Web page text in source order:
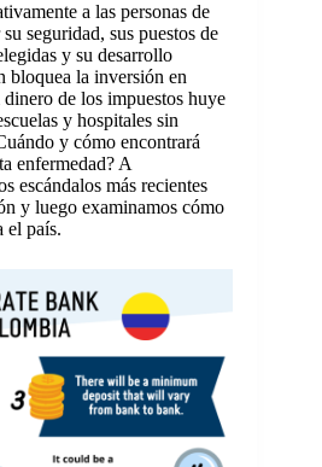
a las personas de
seguridad, sus puestos de
y su desarrollo
bloquea la inversión en
de los impuestos huye
y hospitales sin
y cómo encontrará
enfermedad? A
escándalos más recientes
y luego examinamos cómo
el país.